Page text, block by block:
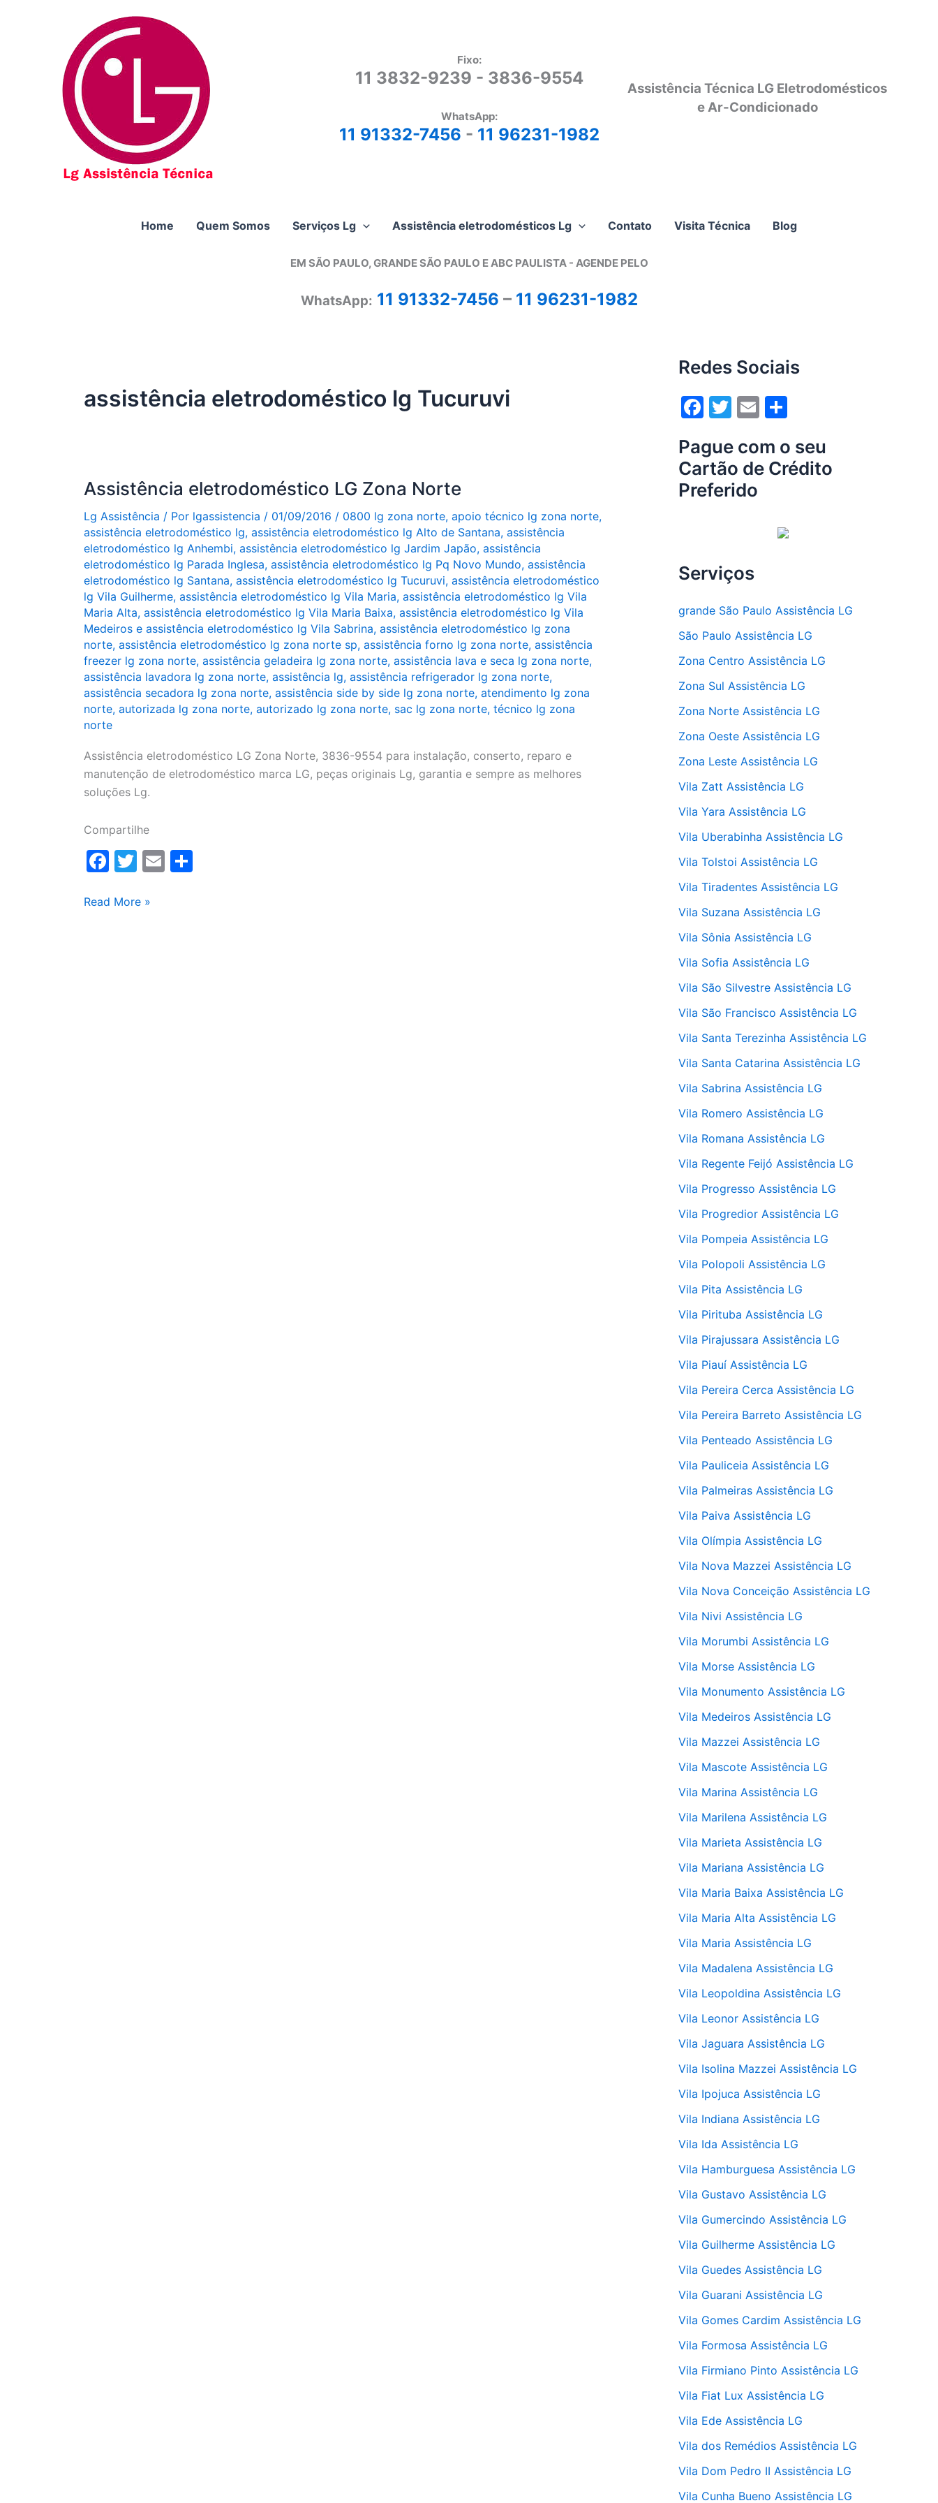
Fixo:
11 3832-9239 - 3836-9554
WhatsApp:
11 91332-7456 - 11 96231-1982
Assistência Técnica LG Eletrodomésticos
e Ar-Condicionado
Home Quem Somos Serviços Lg Assistência eletrodomésticos Lg Contato Visita Técnica Blog
EM SÃO PAULO, GRANDE SÃO PAULO E ABC PAULISTA - AGENDE PELO
WhatsApp: 11 91332-7456 – 11 96231-1982
assistência eletrodoméstico lg Tucuruvi
Assistência eletrodoméstico LG Zona Norte
Lg Assistência / Por lgassistencia / 01/09/2016 / 0800 lg zona norte, apoio técnico lg zona norte,
assistência eletrodoméstico lg, assistência eletrodoméstico lg Alto de Santana, assistência
eletrodoméstico lg Anhembi, assistência eletrodoméstico lg Jardim Japão, assistência
eletrodoméstico lg Parada Inglesa, assistência eletrodoméstico lg Pq Novo Mundo, assistência
eletrodoméstico lg Santana, assistência eletrodoméstico lg Tucuruvi, assistência eletrodoméstico
lg Vila Guilherme, assistência eletrodoméstico lg Vila Maria, assistência eletrodoméstico lg Vila
Maria Alta, assistência eletrodoméstico lg Vila Maria Baixa, assistência eletrodoméstico lg Vila
Medeiros e assistência eletrodoméstico lg Vila Sabrina, assistência eletrodoméstico lg zona
norte, assistência eletrodoméstico lg zona norte sp, assistência forno lg zona norte, assistência
freezer lg zona norte, assistência geladeira lg zona norte, assistência lava e seca lg zona norte,
assistência lavadora lg zona norte, assistência lg, assistência refrigerador lg zona norte,
assistência secadora lg zona norte, assistência side by side lg zona norte, atendimento lg zona
norte, autorizada lg zona norte, autorizado lg zona norte, sac lg zona norte, técnico lg zona
norte
Assistência eletrodoméstico LG Zona Norte, 3836-9554 para instalação, conserto, reparo e
manutenção de eletrodoméstico marca LG, peças originais Lg, garantia e sempre as melhores
soluções Lg.
Compartilhe
F
c
T
itt
E
Assistência
Read More »
Redes Sociais
F
c
e
b
k
T
itt
er
E
ai
l
ar
e
Pague com o seu
Cartão de Crédito
Preferido
Serviços
grande São Paulo Assistência LG
São Paulo Assistência LG
Zona Centro Assistência LG
Zona Sul Assistência LG
Zona Norte Assistência LG
Zona Oeste Assistência LG
Zona Leste Assistência LG
Vila Zatt Assistência LG
Vila Yara Assistência LG
Vila Uberabinha Assistência LG
Vila Tolstoi Assistência LG
Vila Tiradentes Assistência LG
Vila Suzana Assistência LG
Vila Sônia Assistência LG
Vila Sofia Assistência LG
Vila São Silvestre Assistência LG
Vila São Francisco Assistência LG
Vila Santa Terezinha Assistência LG
Vila Santa Catarina Assistência LG
Vila Sabrina Assistência LG
Vila Romero Assistência LG
Vila Romana Assistência LG
Vila Regente Feijó Assistência LG
Vila Progresso Assistência LG
Vila Progredior Assistência LG
Vila Pompeia Assistência LG
Vila Polopoli Assistência LG
Vila Pita Assistência LG
Vila Pirituba Assistência LG
Vila Pirajussara Assistência LG
Vila Piauí Assistência LG
Vila Pereira Cerca Assistência LG
Vila Pereira Barreto Assistência LG
Vila Penteado Assistência LG
Vila Pauliceia Assistência LG
Vila Palmeiras Assistência LG
Vila Paiva Assistência LG
Vila Olímpia Assistência LG
Vila Nova Mazzei Assistência LG
Vila Nova Conceição Assistência LG
Vila Nivi Assistência LG
Vila Morumbi Assistência LG
Vila Morse Assistência LG
Vila Monumento Assistência LG
Vila Medeiros Assistência LG
Vila Mazzei Assistência LG
Vila Mascote Assistência LG
Vila Marina Assistência LG
Vila Marilena Assistência LG
Vila Marieta Assistência LG
Vila Mariana Assistência LG
Vila Maria Baixa Assistência LG
Vila Maria Alta Assistência LG
Vila Maria Assistência LG
Vila Madalena Assistência LG
Vila Leopoldina Assistência LG
Vila Leonor Assistência LG
Vila Jaguara Assistência LG
Vila Isolina Mazzei Assistência LG
Vila Ipojuca Assistência LG
Vila Indiana Assistência LG
Vila Ida Assistência LG
Vila Hamburguesa Assistência LG
Vila Gustavo Assistência LG
Vila Gumercindo Assistência LG
Vila Guilherme Assistência LG
Vila Guedes Assistência LG
Vila Guarani Assistência LG
Vila Gomes Cardim Assistência LG
Vila Formosa Assistência LG
Vila Firmiano Pinto Assistência LG
Vila Fiat Lux Assistência LG
Vila Ede Assistência LG
Vila dos Remédios Assistência LG
Vila Dom Pedro II Assistência LG
Vila Cunha Bueno Assistência LG